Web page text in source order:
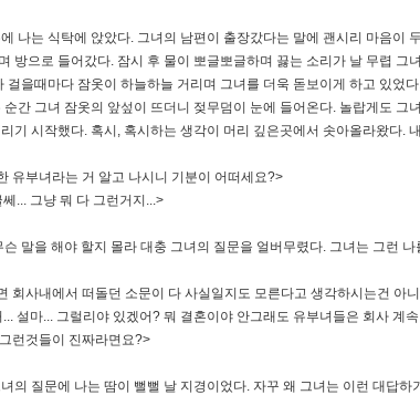
나는 식탁에 앉았다. 그녀의 남편이 출장갔다는 말에 괜시리 마음이
방으로 들어갔다. 잠시 후 물이 뽀글뽀글하며 끓는 소리가 날 무렵
걸을때마다 잠옷이 하늘하늘 거리며 그녀를 더욱 돋보이게 하고 있었
순간 그녀 잠옷의 앞섶이 뜨더니 젖무덤이 눈에 들어온다. 놀랍게도
기 시작했다. 혹시, 혹시하는 생각이 머리 깊은곳에서 솟아올라왔다.
유부녀라는 거 알고 나시니 기분이 어떠세요?>
... 그냥 뭐 다 그런거지...>
슨 말을 해야 할지 몰라 대충 그녀의 질문을 얼버무렸다. 그녀는 그런
회사내에서 떠돌던 소문이 다 사실일지도 모른다고 생각하시는건 아
설마... 그럴리야 있겠어? 뭐 결혼이야 안그래도 유부녀들은 회사 계
런것들이 진짜라면요?>
의 질문에 나는 땀이 뻘뻘 날 지경이었다. 자꾸 왜 그녀는 이런 대답